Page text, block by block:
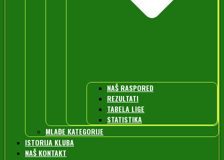
NAŠ RASPORED
REZULTATI
TABELA LIGE
STATISTIKA
MLAĐE KATEGORIJE
ISTORIJA KLUBA
NAŠ KONTAKT